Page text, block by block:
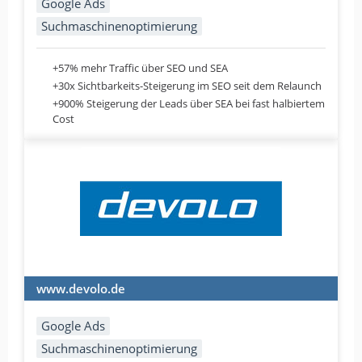
WordPress
Sehr gute Zusammenarbeit!
von Daniel Steinmetz · EGGERS-Gruppe · Über 250
Mitarbeiter · 9. Juli 2026
SEO/SEA zusammengearbeitet und haben
diese stets als professionell und
gewinnbringend erlebt. Wir können eine
Google Ads Suchmaschinenoptimierung
Suchmaschinenoptimierung
+57% mehr Traffic über SEO und SEA
+30x Sichtbarkeits-Steigerung im SEO seit dem Relaunch
+900% Steigerung der Leads über SEA bei fast halbiertem
Cost
www.devolo.de
Google Ads
Suchmaschinenoptimierung